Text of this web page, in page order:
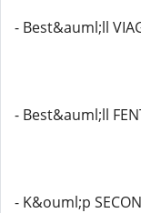
- Best&auml;ll
- Best&auml;ll
- K&ouml;p